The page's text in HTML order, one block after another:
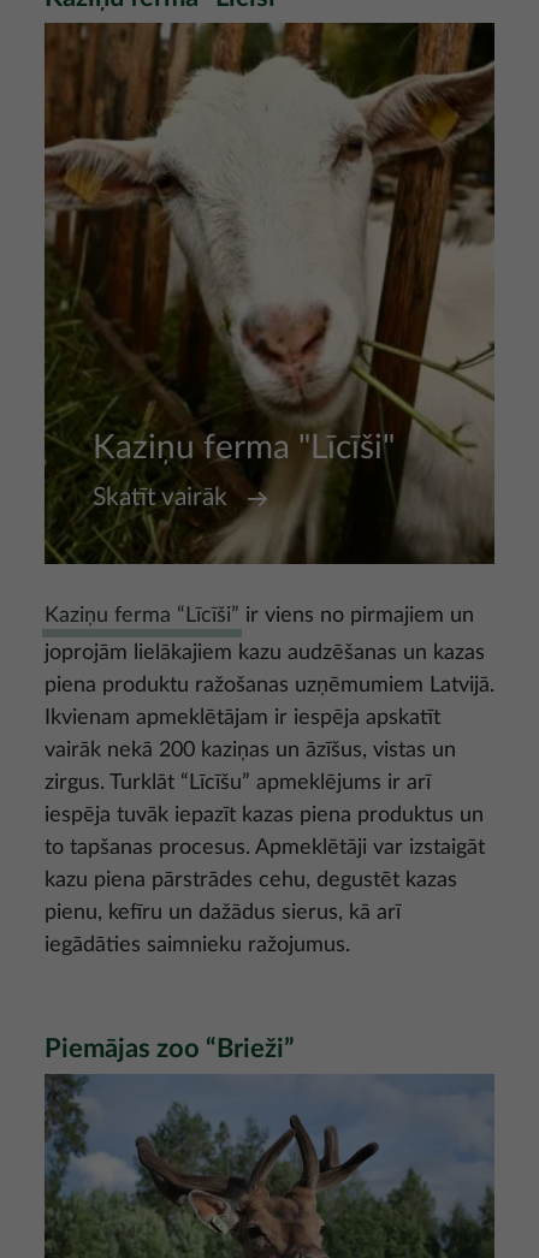
Kaziņu ferma "Līcīši"
Attēls
Skatīt vairāk
Kaziņu ferma “Līcīši” ir viens no pirmajiem un
joprojām lielākajiem kazu audzēšanas un kazas
piena produktu ražošanas uzņēmumiem Latvijā.
Ikvienam apmeklētājam ir iespēja apskatīt
vairāk nekā 200 kaziņas un āzīšus, vistas un
zirgus. Turklāt “Līcīšu” apmeklējums ir arī
iespēja tuvāk iepazīt kazas piena produktus un
to tapšanas procesus. Apmeklētāji var izstaigāt
kazu piena pārstrādes cehu, degustēt kazas
pienu, kefīru un dažādus sierus, kā arī
iegādāties saimnieku ražojumus.
Piemājas zoo “Brieži”
Attēls